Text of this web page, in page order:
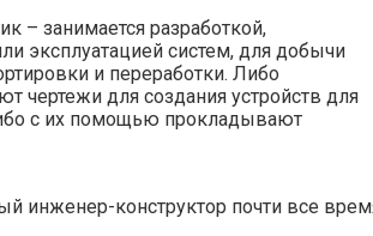
– занимается разработкой,
эксплуатацией систем, для добычи
и переработки. Либо
чертежи для создания устройств для
с их помощью прокладывают
инженер-конструктор почти все